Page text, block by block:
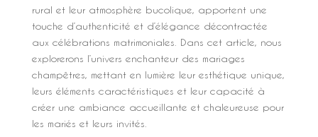
rural et leur atmosphère bucolique, apportent une
touche d’authenticité et d’élégance décontractée
aux célébrations matrimoniales. Dans cet article, nous
explorerons l’univers enchanteur des mariages
champêtres, mettant en lumière leur esthétique unique,
leurs éléments caractéristiques et leur capacité à
créer une ambiance accueillante et chaleureuse pour
les mariés et leurs invités.